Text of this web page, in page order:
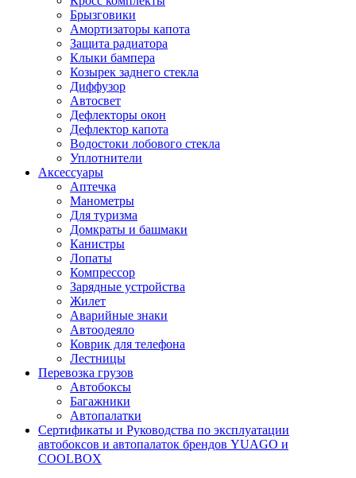
Брызговики
Амортизаторы капота
Защита радиатора
Клыки бампера
Козырек заднего стекла
Диффузор
Автосвет
Дефлекторы окон
Дефлектор капота
Водостоки лобового стекла
Уплотнители
Аксессуары
Аптечка
Манометры
Для туризма
Домкраты и башмаки
Канистры
Лопаты
Компрессор
Зарядные устройства
Жилет
Аварийные знаки
Автоодеяло
Коврик для телефона
Лестницы
Перевозка грузов
Автобоксы
Багажники
Автопалатки
Сертификаты и Руководства по эксплуатации
автобоксов и автопалаток брендов YUAGO и
COOLBOX